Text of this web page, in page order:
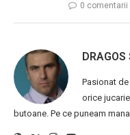
0 comentarii
DRAGOS
Pasionat
orice
butoane. Pe ce puneam